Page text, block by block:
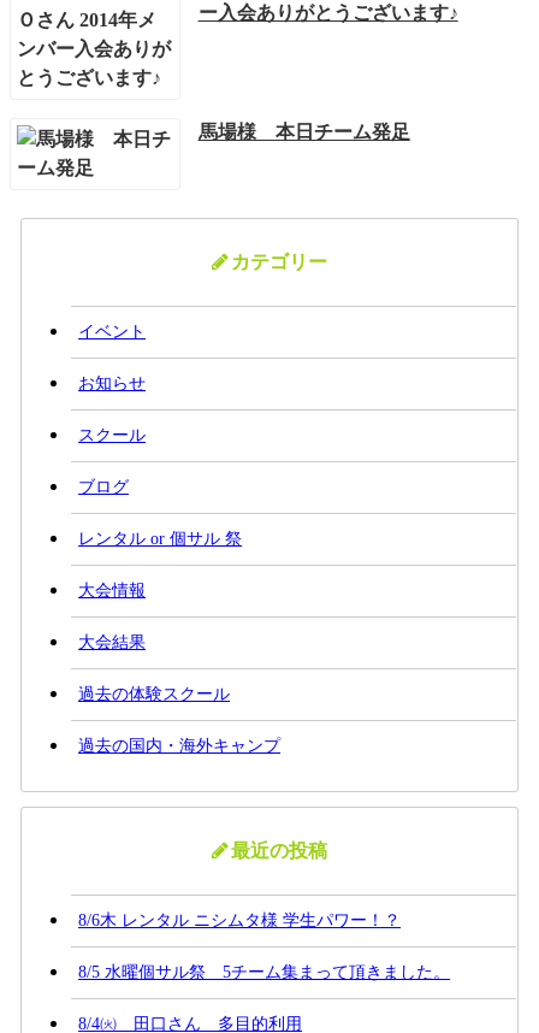
ー入会ありがとうございます♪
馬場様 本日チーム発足
カテゴリー
イベント
お知らせ
スクール
ブログ
レンタル or 個サル 祭
大会情報
大会結果
過去の体験スクール
過去の国内・海外キャンプ
最近の投稿
8/6木 レンタル ニシムタ様 学生パワー！？
8/5 水曜個サル祭 5チーム集まって頂きました。
8/4㈫ 田口さん 多目的利用